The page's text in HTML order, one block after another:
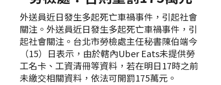
外送員近日發生多起死亡車禍事件，引起社會
關注。外送員近日發生多起死亡車禍事件，引
起社會關注。台北市勞檢處主任秘書陳伯端今
（15）日表示，由於轄內Uber Eats未提供勞
工名卡、工資清冊等資料，若在明日17時之前
未繳交相關資料，依法可開罰175萬元。